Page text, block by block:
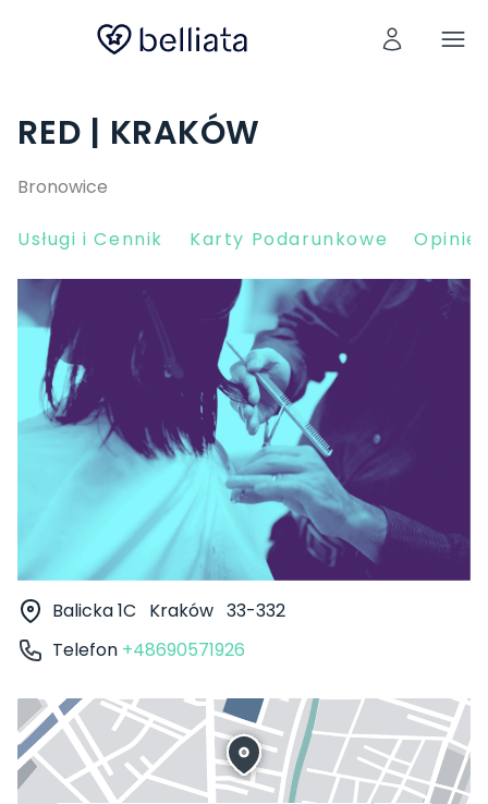
RED | KRAKÓW
Bronowice
Usługi i Cennik Karty Podarunkowe Opinie
Balicka 1C Kraków 33-332
Telefon +48690571926